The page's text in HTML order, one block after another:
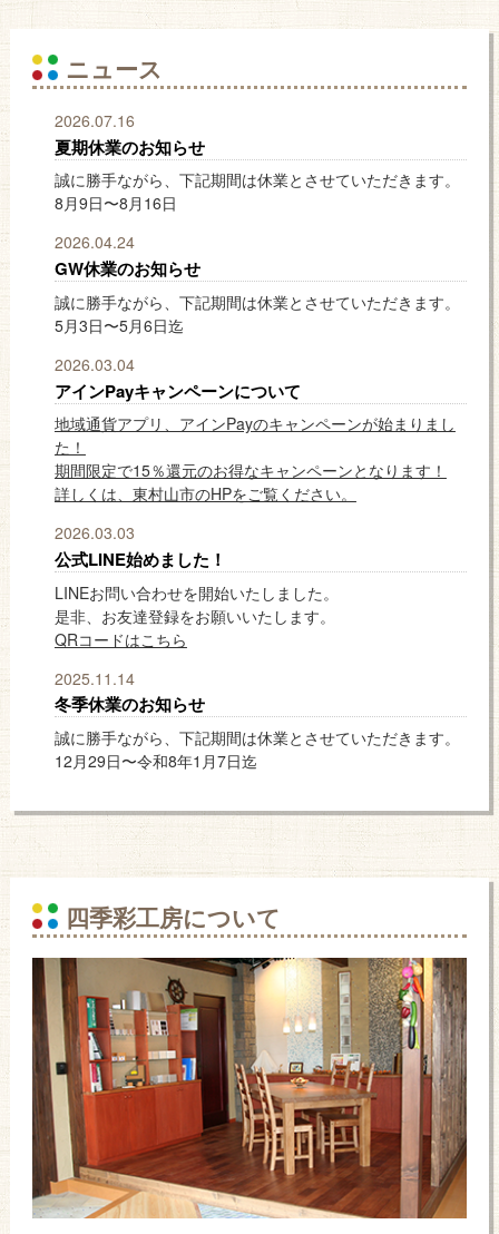
ニュース
2026.07.16
夏期休業のお知らせ
誠に勝手ながら、下記期間は休業とさせていただきます。
8月9日〜8月16日
2026.04.24
GW休業のお知らせ
誠に勝手ながら、下記期間は休業とさせていただきます。
5月3日〜5月6日迄
2026.03.04
アインPayキャンペーンについて
地域通貨アプリ、アインPayのキャンペーンが始まりまし
た！
期間限定で15％還元のお得なキャンペーンとなります！
詳しくは、東村山市のHPをご覧ください。
2026.03.03
公式LINE始めました！
LINEお問い合わせを開始いたしました。
是非、お友達登録をお願いいたします。
QRコードはこちら
2025.11.14
冬季休業のお知らせ
誠に勝手ながら、下記期間は休業とさせていただきます。
12月29日〜令和8年1月7日迄
四季彩工房について